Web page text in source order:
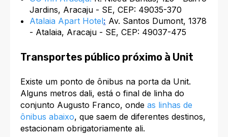
Jardins, Aracaju - SE, CEP: 49035-370
Atalaia Apart Hotel: Av. Santos Dumont, 1378
- Atalaia, Aracaju - SE, CEP: 49037-475
Transportes público próximo à Unit
Existe um ponto de ônibus na porta da Unit.
Alguns metros dali, está o final de linha do
conjunto Augusto Franco, onde as linhas de
ônibus abaixo, que saem de diferentes destinos,
estacionam obrigatoriamente ali.